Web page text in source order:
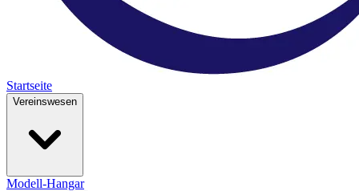
Startseite
Vereinswesen
Modell-Hangar